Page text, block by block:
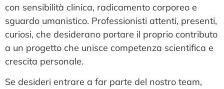
con sensibilità clinica, radicamento corporeo e
sguardo umanistico. Professionisti attenti, presenti,
curiosi, che desiderano portare il proprio contributo
a un progetto che unisce competenza scientifica e
crescita personale.
Se desideri entrare a far parte del nostro team,